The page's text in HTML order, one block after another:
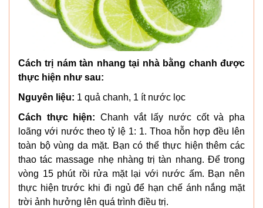
Cách trị nám tàn nhang tại nhà bằng chanh được
thực hiện như sau:
Nguyên liệu: 1 quả chanh, 1 ít nước lọc
Cách thực hiện: Chanh vắt lấy nước cốt và pha
loãng với nước theo tỷ lệ 1: 1. Thoa hỗn hợp đều lên
toàn bộ vùng da mặt. Bạn có thể thực hiện thêm các
thao tác massage nhẹ nhàng trị tàn nhang. Để trong
vòng 15 phút rồi rửa mặt lại với nước ấm. Bạn nên
thực hiện trước khi đi ngủ để hạn chế ánh nắng mặt
trời ảnh hưởng lên quá trình điều trị.